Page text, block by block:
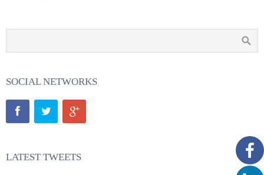
SOCIAL NETWORKS
LATEST TWEETS